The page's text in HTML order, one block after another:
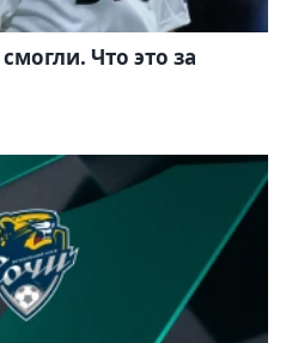
Что это за